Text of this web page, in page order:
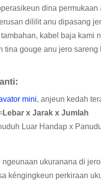
dina permukaan
dililit anu dipasang
kabel baja kami
tina gouge anu jero sareng
mini, anjeun kedah
Lebar x Jarak x Jumlah
Luar Handap x
ukuranana di
kéngingkeun perkiraan